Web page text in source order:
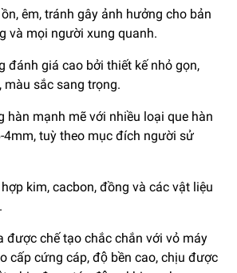
êm, tránh gây ảnh hưởng cho bản
và mọi người xung quanh.
đánh giá cao bởi thiết kế nhỏ gọn,
màu sắc sang trọng.
hàn mạnh mẽ với nhiều loại que hàn
tuỳ theo mục đích người sử
kim, cacbon, đồng và các vật liệu
được chế tạo chắc chắn với vỏ máy
cấp cứng cáp, độ bền cao, chịu được